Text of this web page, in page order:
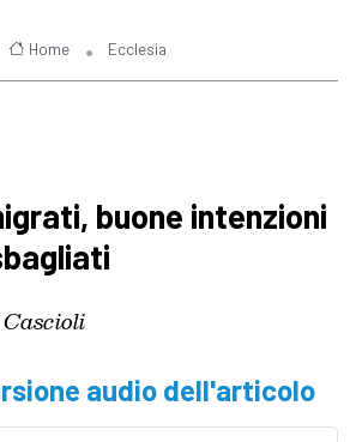
Home Ecclesia
buone intenzioni
audio dell'articolo